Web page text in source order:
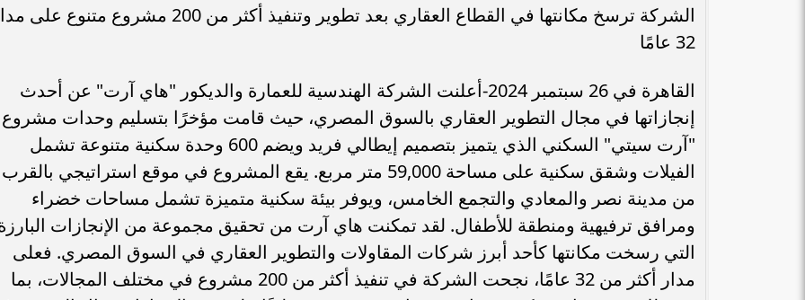
الشركة ترسخ مكانتها في القطاع العقاري بعد تطوير وتنفيذ أكثر من 200 مشروع متنوع
32 عامًا
القاهرة في 26 سبتمبر 2024-أعلنت الشركة الهندسية للعمارة والديكور "هاي آرت" عن أحدث
إنجازاتها في مجال التطوير العقاري بالسوق المصري، حيث قامت مؤخرًا بتسليم وحدات مشروع
"آرت سيتي" السكني الذي يتميز بتصميم إيطالي فريد ويضم 600 وحدة سكنية متنوعة تشمل
الفيلات وشقق سكنية على مساحة 59,000 متر مربع. يقع المشروع في موقع استراتيجي بالقرب
من مدينة نصر والمعادي والتجمع الخامس، ويوفر بيئة سكنية متميزة تشمل مساحات خضراء
ومرافق ترفيهية ومنطقة للأطفال. لقد تمكنت هاي آرت من تحقيق مجموعة من الإنجازات
التي رسخت مكانتها كأحد أبرز شركات المقاولات والتطوير العقاري في السوق المصري. فعلى
مدار أكثر من 32 عامًا، نجحت الشركة في تنفيذ أكثر من 200 مشروع في مختلف المجالات، بما